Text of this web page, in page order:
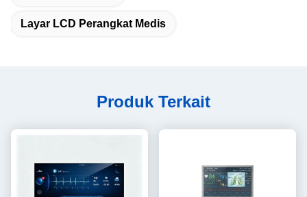
Layar LCD Perangkat Medis
Produk Terkait